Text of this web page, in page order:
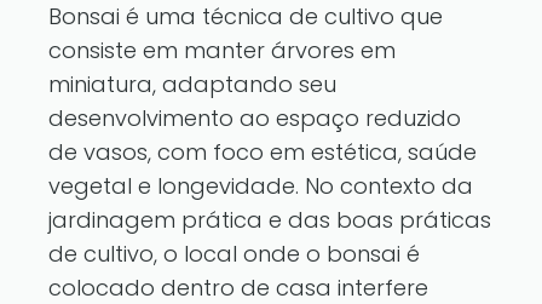
Bonsai é uma técnica de cultivo que
consiste em manter árvores em
miniatura, adaptando seu
desenvolvimento ao espaço reduzido
de vasos, com foco em estética, saúde
vegetal e longevidade. No contexto da
jardinagem prática e das boas práticas
de cultivo, o local onde o bonsai é
colocado dentro de casa interfere